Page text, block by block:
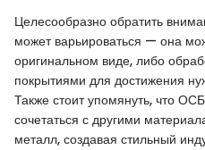
Целесообразно обратить
может варьироваться — она
оригинальном виде, либо
покрытиями для достижения
Также стоит упомянуть, что
сочетаться с другими
металл, создавая стильный